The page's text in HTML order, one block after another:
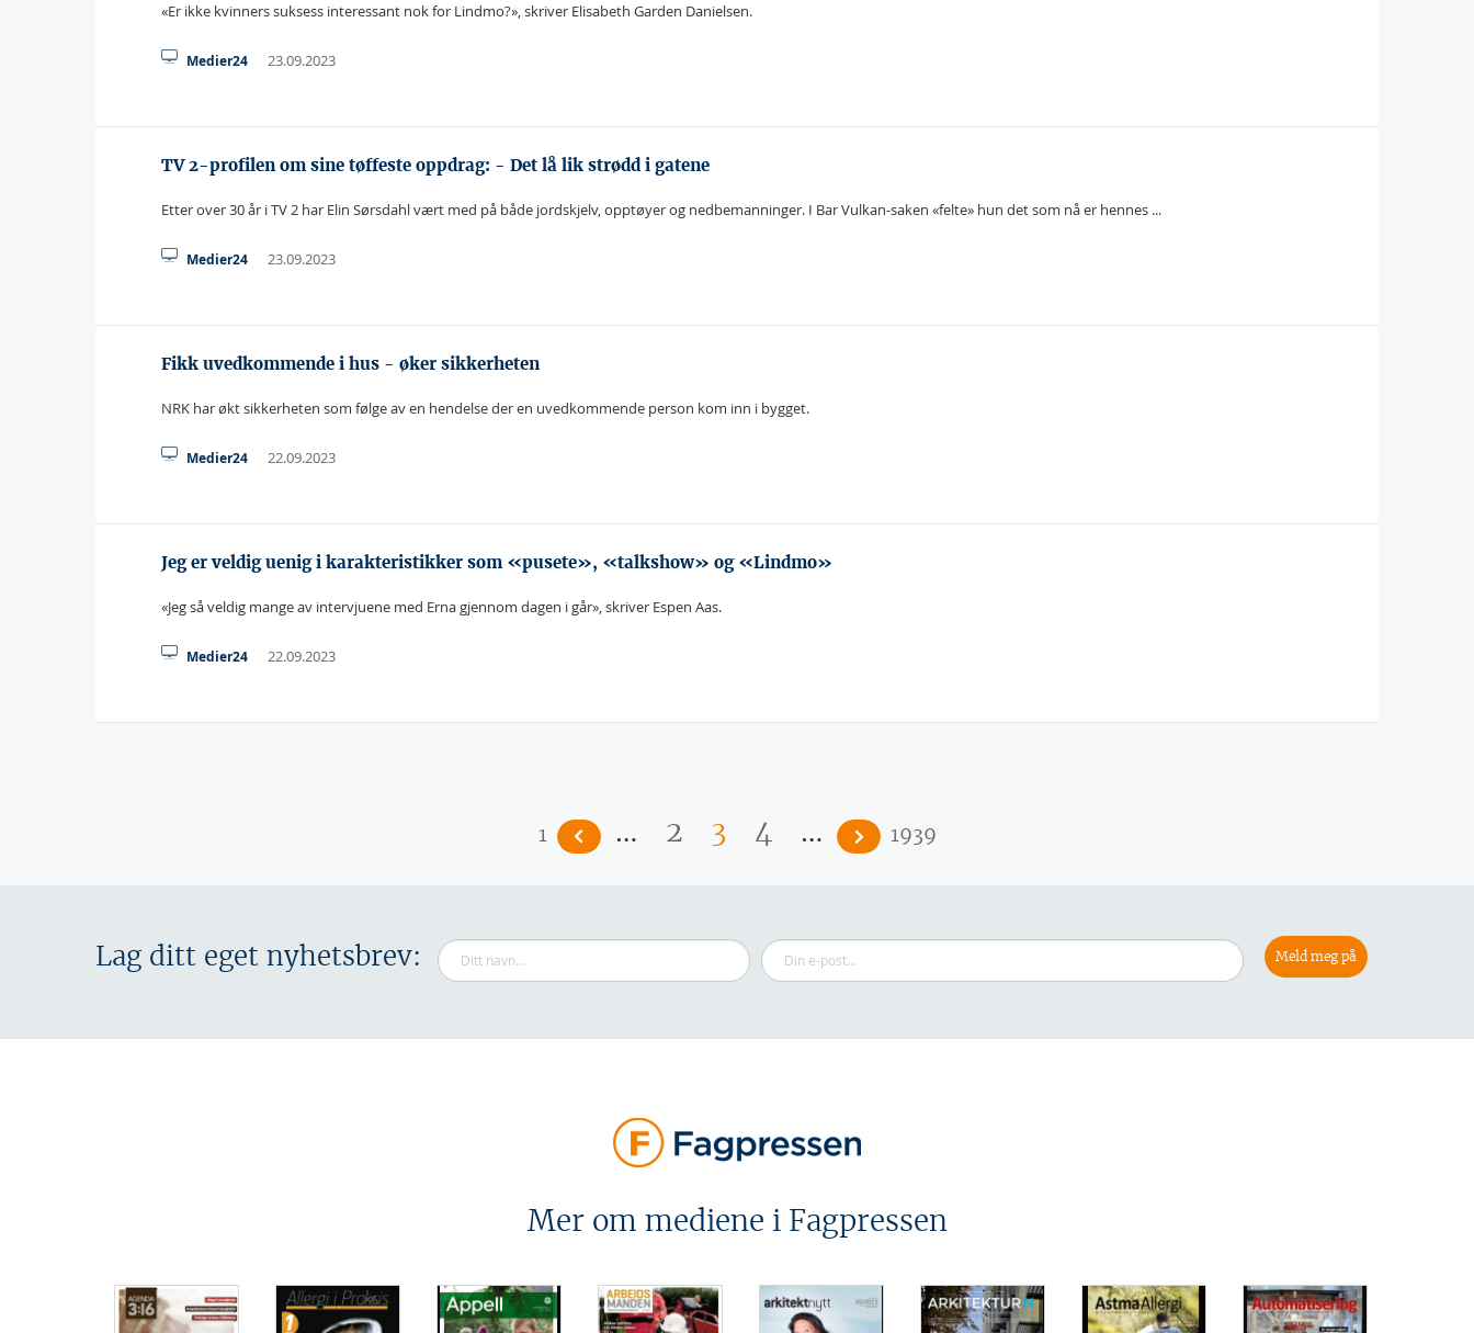
«Er ikke kvinners suksess interessant nok for Lindmo?», skriver Elisabeth Garden Danielsen.
Medier24 23.09.2023
TV 2-profilen om sine tøffeste oppdrag: - Det lå lik strødd i gatene
Etter over 30 år i TV 2 har Elin Sørsdahl vært med på både jordskjelv, opptøyer og nedbemanninger. I Bar Vulkan-saken «felte» hun det som nå er hennes ...
Medier24 23.09.2023
Fikk uvedkommende i hus - øker sikkerheten
NRK har økt sikkerheten som følge av en hendelse der en uvedkommende person kom inn i bygget.
Medier24 22.09.2023
Jeg er veldig uenig i karakteristikker som «pusete», «talkshow» og «Lindmo»
«Jeg så veldig mange av intervjuene med Erna gjennom dagen i går», skriver Espen Aas.
Medier24 22.09.2023
1 … 2 3 4 … 1939
Lag ditt eget nyhetsbrev:
Mer om mediene i Fagpressen